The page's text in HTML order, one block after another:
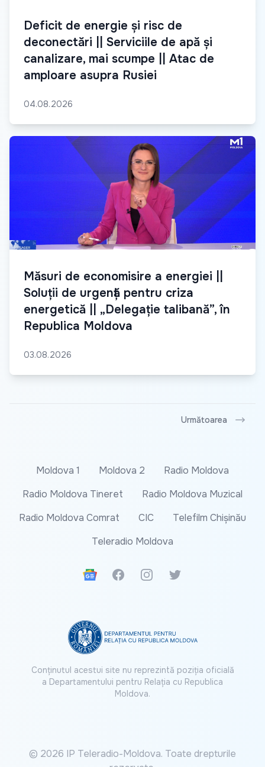
Deficit de energie și risc de
deconectări || Serviciile de apă și
canalizare, mai scumpe || Atac de
amploare asupra Rusiei
04.08.2026
Măsuri de economisire a energiei ||
Soluții de urgență pentru criza
energetică || „Delegație talibană”, în
Republica Moldova
03.08.2026
Următoarea
Moldova 1 Moldova 2
Radio Moldova
Radio Moldova Tineret
Radio Moldova Muzical
Radio Moldova Comrat
CIC
Telefilm Chișinău
Teleradio Moldova
Google News
FacebookInstagramTwitter
Conținutul acestui site nu reprezintă poziția oficială
a Departamentului pentru Relația cu Republica
Moldova.
© 2026 IP Teleradio-Moldova. Toate drepturile